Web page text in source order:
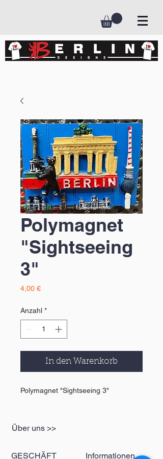
Polymagnet
"Sightseeing
3"
4,00 €Preis
Anzahl *
In den Warenkorb
Polymagnet "Sightseeing 3"
Über uns >>
GESCHÄFT Informationen